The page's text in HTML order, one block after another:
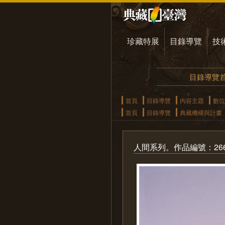
珍藏特展 目錄導覽 技
目錄導覽
首頁 目錄導覽 內容主題
數
首頁
目錄導覽 典藏機構與計畫
人間系列。作品編號：